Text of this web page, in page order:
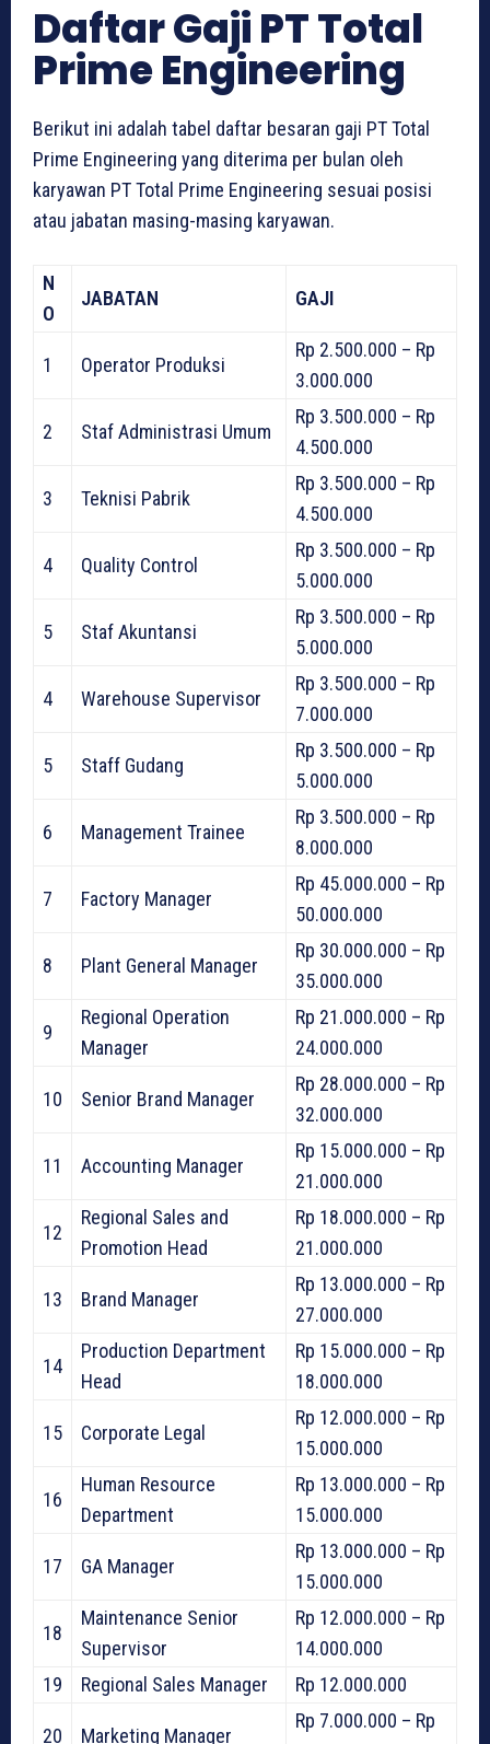
Daftar Gaji PT Total
Prime Engineering
Berikut ini adalah tabel daftar besaran gaji PT Total
Prime Engineering yang diterima per bulan oleh
karyawan PT Total Prime Engineering sesuai posisi
atau jabatan masing-masing karyawan.
N
O
JABATAN GAJI
1 Operator Produksi
Rp 2.500.000 – Rp
3.000.000
2 Staf Administrasi Umum
Rp 3.500.000 – Rp
4.500.000
3 Teknisi Pabrik
Rp 3.500.000 – Rp
4.500.000
4 Quality Control
Rp 3.500.000 – Rp
5.000.000
5 Staf Akuntansi
Rp 3.500.000 – Rp
5.000.000
4 Warehouse Supervisor
Rp 3.500.000 – Rp
7.000.000
5 Staff Gudang
Rp 3.500.000 – Rp
5.000.000
6 Management Trainee
Rp 3.500.000 – Rp
8.000.000
7 Factory Manager
Rp 45.000.000 – Rp
50.000.000
8 Plant General Manager
Rp 30.000.000 – Rp
35.000.000
9
Regional Operation
Manager
Rp 21.000.000 – Rp
24.000.000
10 Senior Brand Manager
Rp 28.000.000 – Rp
32.000.000
11 Accounting Manager
Rp 15.000.000 – Rp
21.000.000
12
Regional Sales and
Promotion Head
Rp 18.000.000 – Rp
21.000.000
13 Brand Manager
Rp 13.000.000 – Rp
27.000.000
14
Production Department
Head
Rp 15.000.000 – Rp
18.000.000
15 Corporate Legal
Rp 12.000.000 – Rp
15.000.000
16
Human Resource
Department
Rp 13.000.000 – Rp
15.000.000
17 GA Manager
Rp 13.000.000 – Rp
15.000.000
18
Maintenance Senior
Supervisor
Rp 12.000.000 – Rp
14.000.000
19
Regional Sales Manager Rp 12.000.000
20 Marketing Manager
Rp 7.000.000 – Rp